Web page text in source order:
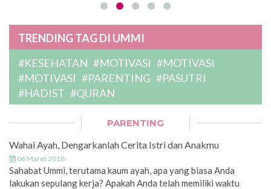
TRENDING TAG DI UMMI
#KESEHATAN #MOTIVASI #MOTIVASI
#MOTIVASI #PARENTING #PASUTRI
#HADIST #QURAN
PARENTING
Wahai Ayah, Dengarkanlah Cerita Istri dan Anakmu
06 Maret 2018
Sahabat Ummi, terutama kaum ayah, apa yang biasa Anda
lakukan sepulang kerja? Apakah Anda telah memiliki waktu